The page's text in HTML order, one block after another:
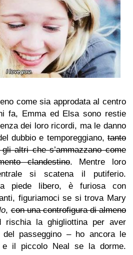
come sia approdata al centro
fa, Emma ed Elsa sono restie
dei loro ricordi, ma le danno
dubbio e temporeggiano, tanto
altri che s’ammazzano come
clandestino. Mentre loro
si scatena il putiferio.
a piede libero, è furiosa con
figuriamoci se si trova Mary
,con una controfigura di almeno
rischia la ghigliottina per aver
del passeggino – ho ancora le
il piccolo Neal se la dorme.